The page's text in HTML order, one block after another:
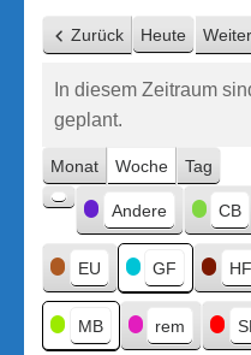
Zurück Heute Weiter
In diesem Zeitraum
geplant.
Monat Woche Tag
Kategorien
Kategorie
ohne
Titel
Andere CB
EU GF HF
MB rem